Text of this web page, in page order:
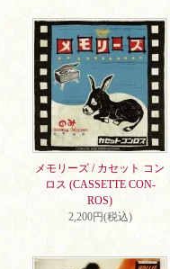
メモリーズ / カセット コン
ロス (CASSETTE CON-
ROS)
2,200円(税込)